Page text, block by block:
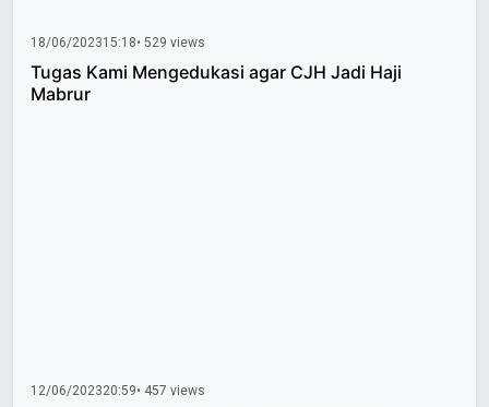
18/06/202315:18• 529 views
Tugas Kami Mengedukasi agar CJH Jadi Haji
Mabrur
12/06/202320:59• 457 views